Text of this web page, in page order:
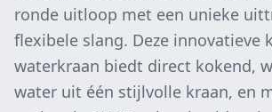
ronde uitloop met een unieke
flexibele slang. Deze innovatieve
waterkraan biedt direct kokend,
water uit één stijlvolle kraan, en